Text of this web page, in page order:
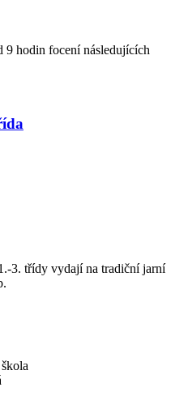
9 hodin focení následujících
3. třídy vydají na tradiční jarní